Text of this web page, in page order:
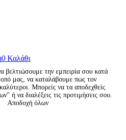
0 Καλάθι
βελτιώσουμε την εμπειρία σου κατά
μας, να καταλάβουμε πως τον
Μπορείς να τα αποδεχθείς
ή να διαλέξεις τις προτιμήσεις σου.
Αποδοχή όλων